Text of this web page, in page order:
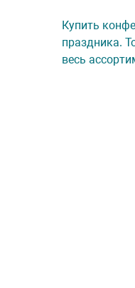
Купить
праздника.
весь